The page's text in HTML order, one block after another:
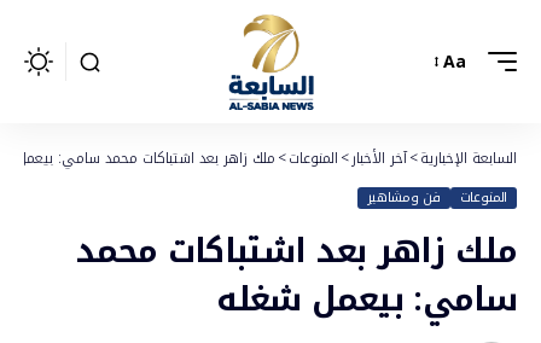
Aa
السابعة الإخبارية>آخر الأخبار>المنوعات>ملك زاهر بعد اشتباكات محمد سامي: بيعمل
المنوعات فن ومشاهير
ملك زاهر بعد اشتباكات محمد
سامي: بيعمل شغله